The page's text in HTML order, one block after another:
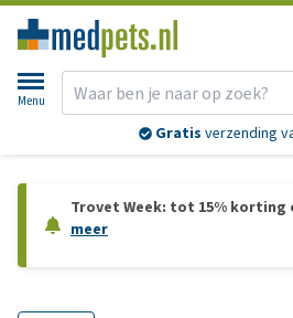
Menu
Gratis verzending
Trovet Week: tot 15% korting
meer